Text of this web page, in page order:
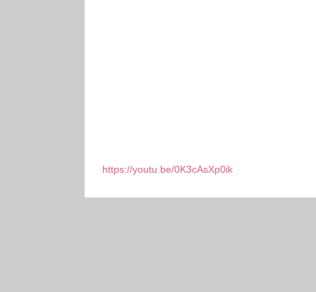
https://youtu.be/0K3cAsXp0ik